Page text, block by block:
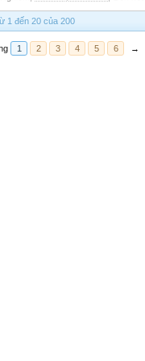
1 đến 20 của 200
1 2 3 4 5 6 →